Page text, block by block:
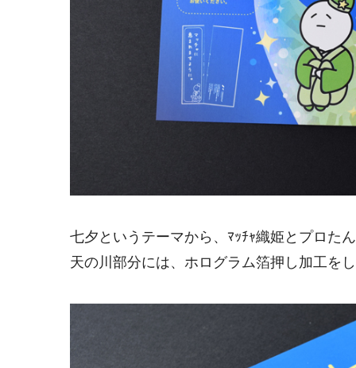
七夕というテーマから、ﾏｯﾁｬ織姫とプロた
天の川部分には、 ホログラム箔押し加工を